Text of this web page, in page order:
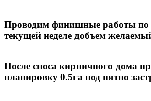
Проводим финишные работы по
текущей неделе добъем
После сноса кирпичного дома
планировку 0.5га под пятно